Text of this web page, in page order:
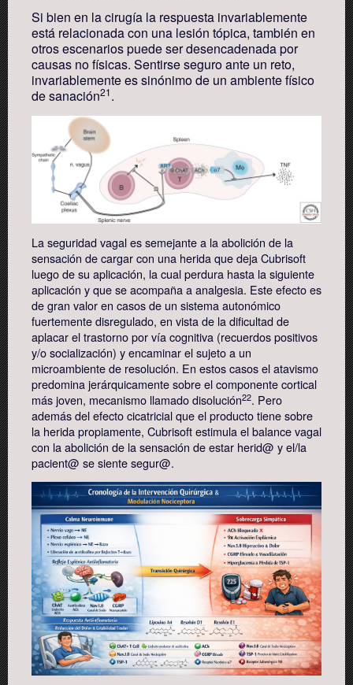
Si bien en la cirugía la respuesta invariablemente
está relacionada con una lesión tópica, también en
otros escenarios puede ser desencadenada por
causas no físicas. Sentirse seguro ante un reto,
invariablemente es sinónimo de un ambiente físico
de sanación21.
La seguridad vagal es semejante a la abolición de la
sensación de cargar con una herida que deja Cubrisoft
luego de su aplicación, la cual perdura hasta la siguiente
aplicación y que se acompaña a analgesia. Este efecto es
de gran valor en casos de un sistema autonómico
fuertemente disregulado, en vista de la dificultad de
aplacar el trastorno por vía cognitiva (recuerdos positivos
y/o socialización) y encaminar el sujeto a un
microambiente de resolución. En estos casos el atavismo
predomina jerárquicamente sobre el componente cortical
más joven, mecanismo llamado disolución22. Pero
además del efecto cicatricial que el producto tiene sobre
la herida propiamente, Cubrisoft estimula el balance vagal
con la abolición de la sensación de estar herid@ y el/la
pacient@ se siente segur@.